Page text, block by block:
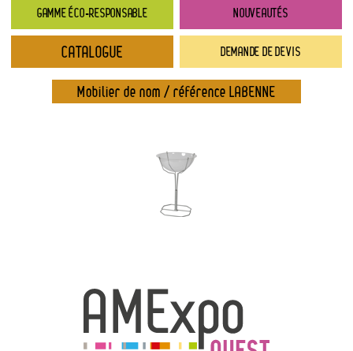
GAMME ÉCO-RESPONSABLE NOUVEAUTÉS
DEMANDE DE DEVIS
Contact
Catalogue
→ Nouveautés
→ Gamme éco-responsable
CATALOGUE
Mobilier de nom / référence LABENNE